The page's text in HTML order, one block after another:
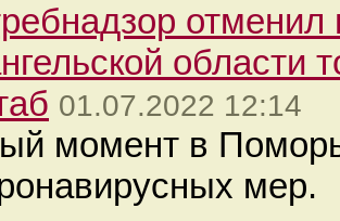
области
01.07.2022 12:14
момент в
мер.